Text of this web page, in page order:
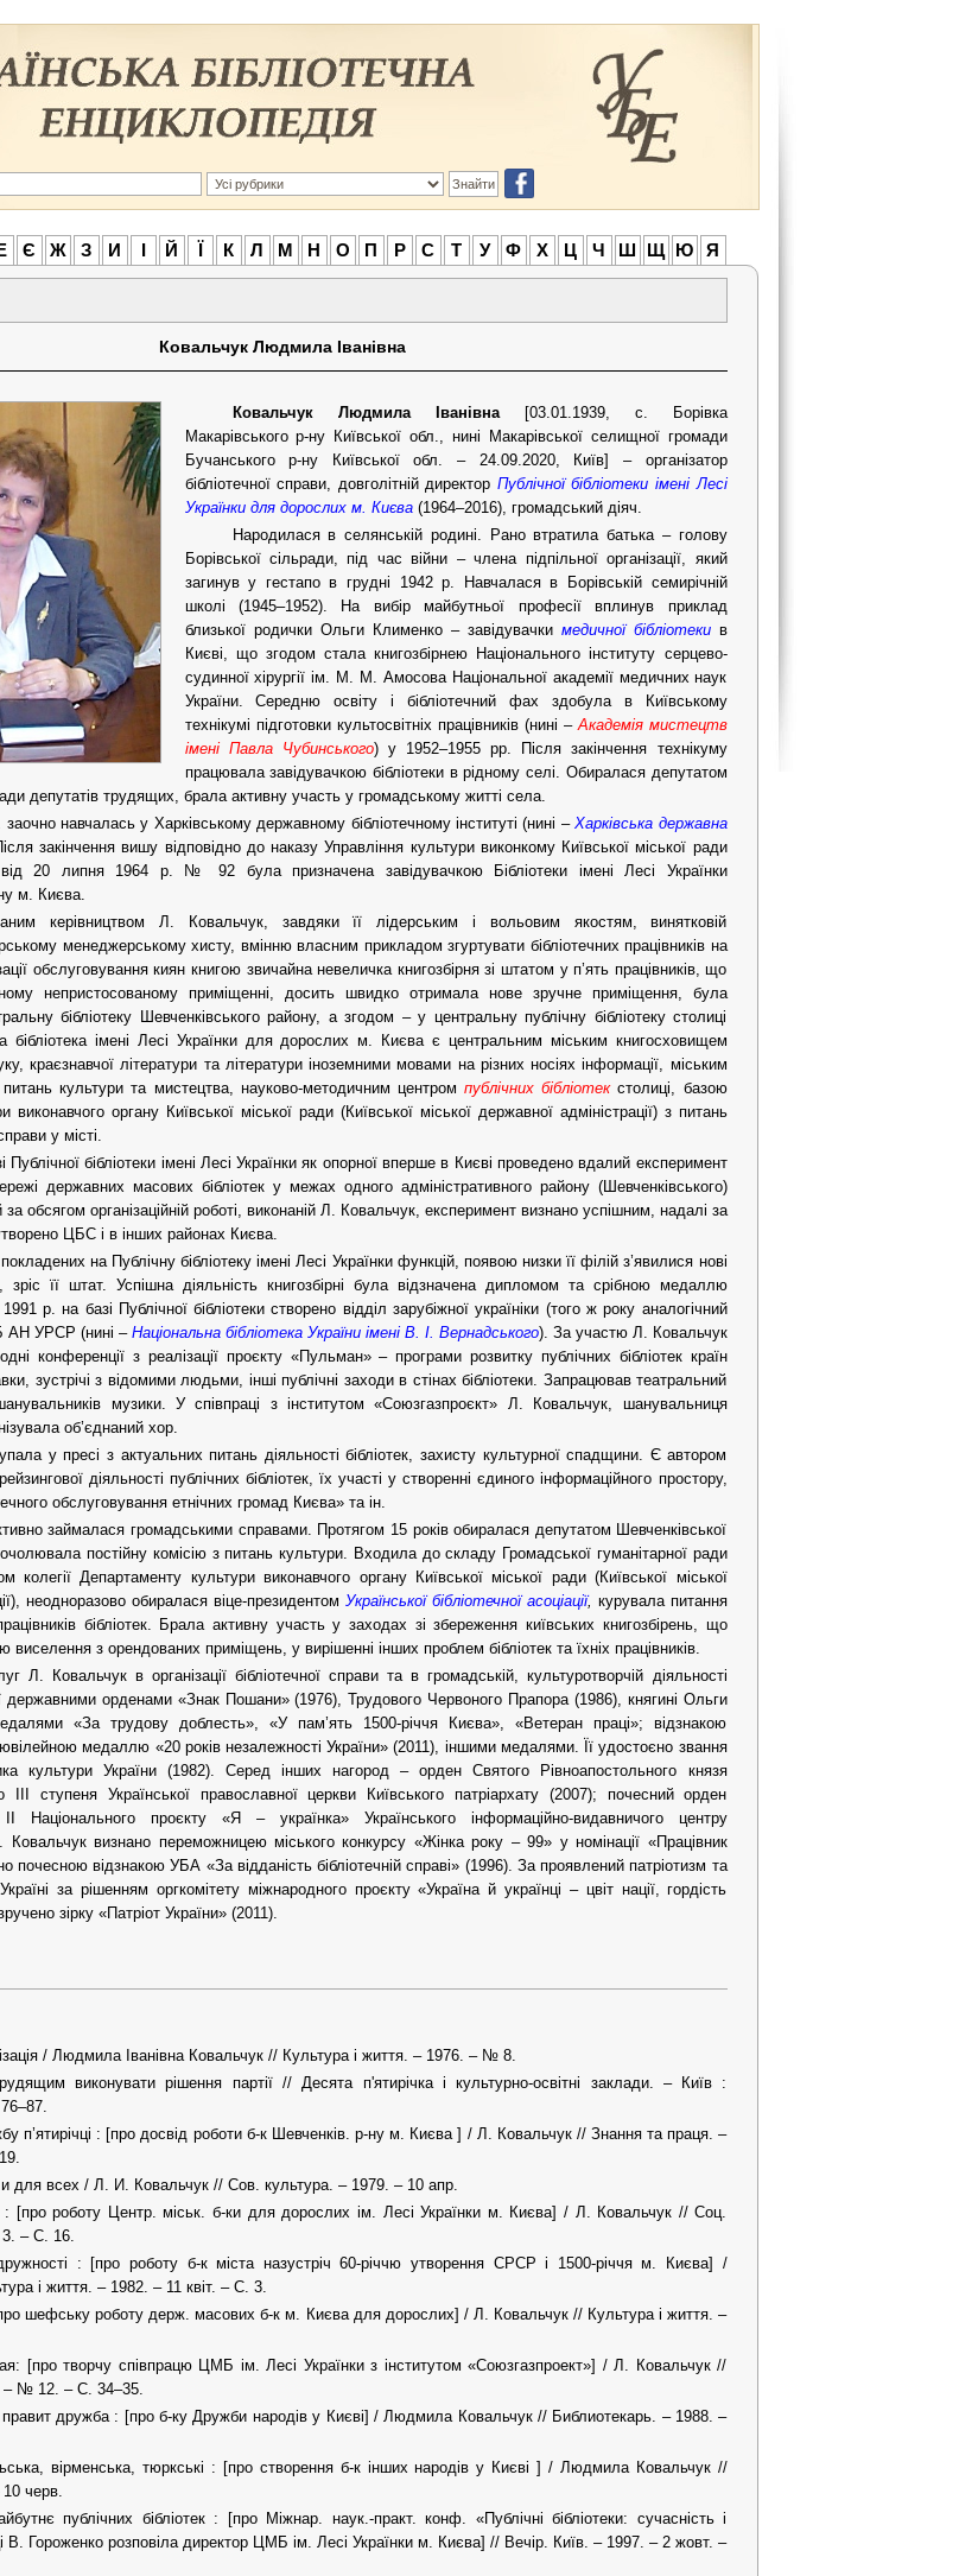
Є Ж З И І Й Ї К Л М Н О П Р С Т У Ф Х Ц Ч Ш Щ Ю Я
Ковальчук Людмила Іванівна
Ковальчук Людмила Іванівна
[03.01.1939, с. Борівка
Макарівського р-ну Київської обл., нині Макарівської селищної громади
Бучанського р-ну Київської обл. – 24.09.2020, Київ] – організатор
бібліотечної справи, довголітній директор Публічної бібліотеки імені Лесі
Українки для дорослих м. Києва(1964–2016), громадський діяч.
Народилася в селянській родині. Рано втратила батька – голову
Борівської сільради, під час війни – члена підпільної організації, який
загинув у гестапо в грудні 1942 р. Навчалася в Борівській семирічній
школі (1945–1952). На вибір майбутньої професії вплинув приклад
близької родички Ольги Клименко – завідувачки медичної бібліотекив
Києві, що згодом стала книгозбірнею Національного інституту серцево-
судинної хірургії ім. М. М. Амосова Національної академії медичних наук
України. Середню освіту і бібліотечний фах здобула в Київському
технікумі підготовки культосвітніх працівників (нині –Академія мистецтв
імені Павла Чубинського) у 1952–1955 рр. Після закінчення технікуму
працювала завідувачкою бібліотеки в рідному селі. Обиралася депутатом
депутатів трудящих, брала активну участь у громадському житті села.
навчалась у Харківському державному бібліотечному інституті (нині –Харківська державна
закінчення вишу відповідно до наказу Управління культури виконкому Київської міської ради
20 липня 1964 р. № 92 була призначена завідувачкою Бібліотеки імені Лесі Українки
м. Києва.
керівництвом Л. Ковальчук, завдяки її лідерським і вольовим якостям, винятковій
менеджерському хисту, вмінню власним прикладом згуртувати бібліотечних працівників на
обслуговування киян книгою звичайна невеличка книгозбірня зі штатом у п’ять працівників, що
непристосованому приміщенні, досить швидко отримала нове зручне приміщення, була
бібліотеку Шевченківського району, а згодом – у центральну публічну бібліотеку столиці
бібліотека імені Лесі Українки для дорослих м. Києва є центральним міським книгосховищем
краєзнавчої літератури та літератури іноземними мовами на різних носіях інформації, міським
культури та мистецтва, науково-методичним центром публічних бібліотекстолиці, базою
виконавчого органу Київської міської ради (Київської міської державної адміністрації) з питань
у місті.
Публічної бібліотеки імені Лесі Українки як опорної вперше в Києві проведено вдалий експеримент
державних масових бібліотек у межах одного адміністративного району (Шевченківського)
за обсягом організаційній роботі, виконаній Л. Ковальчук, експеримент визнано успішним, надалі за
ЦБС і в інших районах Києва.
на Публічну бібліотеку імені Лесі Українки функцій, появою низки її філій з’явилися нові
зріс її штат. Успішна діяльність книгозбірні була відзначена дипломом та срібною медаллю
р. на базі Публічної бібліотеки створено відділ зарубіжної україніки (того ж року аналогічний
АН УРСР (нині – Національна бібліотека України імені В. І. Вернадського). За участю Л. Ковальчук
конференції з реалізації проєкту «Пульман» – програми розвитку публічних бібліотек країн
зустрічі з відомими людьми, інші публічні заходи в стінах бібліотеки. Запрацював театральний
музики. У співпраці з інститутом «Союзгазпроєкт» Л. Ковальчук, шанувальниця
об’єднаний хор.
у пресі з актуальних питань діяльності бібліотек, захисту культурної спадщини. Є автором
діяльності публічних бібліотек, їх участі у створенні єдиного інформаційного простору,
обслуговування етнічних громад Києва» та ін.
займалася громадськими справами. Протягом 15 років обиралася депутатом Шевченківської
постійну комісію з питань культури. Входила до складу Громадської гуманітарної ради
Департаменту культури виконавчого органу Київської міської ради (Київської міської
неодноразово обиралася віце-президентом Української бібліотечної асоціації, курувала питання
бібліотек. Брала активну участь у заходах зі збереження київських книгозбірень, що
виселення з орендованих приміщень, у вирішенні інших проблем бібліотек та їхніх працівників.
Л. Ковальчук в організації бібліотечної справи та в громадській, культуротворчій діяльності
державними орденами «Знак Пошани» (1976), Трудового Червоного Прапора (1986), княгині Ольги
«За трудову доблесть», «У пам’ять 1500-річчя Києва», «Ветеран праці»; відзнакою
медаллю «20 років незалежності України» (2011), іншими медалями. Її удостоєно звання
культури України (1982). Серед інших нагород – орден Святого Рівноапостольного князя
ступеня Української православної церкви Київського патріархату (2007); почесний орден
Національного проєкту «Я – українка» Українського інформаційно-видавничого центру
Ковальчук визнано переможницею міського конкурсу «Жінка року – 99» у номінації «Працівник
почесною відзнакою УБА «За відданість бібліотечній справі» (1996). За проявлений патріотизм та
за рішенням оргкомітету міжнародного проєкту «Україна й українці – цвіт нації, гордість
зірку «Патріот України» (2011).
/ Людмила Іванівна Ковальчук // Культура і життя. – 1976. – № 8.
виконувати рішення партії // Десята п'ятирічка і культурно-освітні заклади. – Київ :
п’ятирічці : [про досвід роботи б-к Шевченків. р-ну м. Києва ] / Л. Ковальчук // Знання та праця. –
для всех / Л. И. Ковальчук // Сов. культура. – 1979. – 10 апр.
[про роботу Центр. міськ. б-ки для дорослих ім. Лесі Українки м. Києва] / Л. Ковальчук // Соц.
– С. 16.
: [про роботу б-к міста назустріч 60-річчю утворення СРСР і 1500-річчя м. Києва] /
і життя. – 1982. – 11 квіт. – С. 3.
шефську роботу держ. масових б-к м. Києва для дорослих] / Л. Ковальчук // Культура і життя. –
[про творчу співпрацю ЦМБ ім. Лесі Українки з інститутом «Союзгазпроект»] / Л. Ковальчук //
– № 12. – С. 34–35.
дружба : [про б-ку Дружби народів у Києві] / Людмила Ковальчук // Библиотекарь. – 1988. –
вірменська, тюркські : [про створення б-к інших народів у Києві ] / Людмила Ковальчук //
черв.
публічних бібліотек : [про Міжнар. наук.-практ. конф. «Публічні бібліотеки: сучасність і
В. Гороженко розповіла директор ЦМБ ім. Лесі Українки м. Києва] // Вечір. Київ. – 1997. – 2 жовт. –